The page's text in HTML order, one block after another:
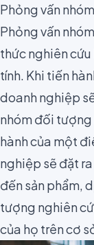
Phỏng vấn
Phỏng vấn
thức nghiên
tính. Khi tiến
doanh nghiệp
nhóm đối
hành của một
nghiệp sẽ đặt
đến sản phẩm,
tượng nghiên
của họ trên cơ